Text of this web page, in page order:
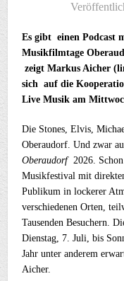
Es gibt einen Podcast
Musikfilmtage
zeigt Markus Aicher
sich auf die
Live Musik am
Die Stones, Elvis,
Oberaudorf. Und zwar
Oberaudorf2026. Schon
Musikfestival mit
Publikum in lockerer
verschiedenen Orten,
Tausenden Besuchern.
Dienstag, 7. Juli, bis
Jahr unter anderem
Aicher.